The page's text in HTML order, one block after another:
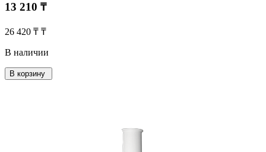
13 210 ₸
26 420 ₸ ₸
В наличии
В корзину